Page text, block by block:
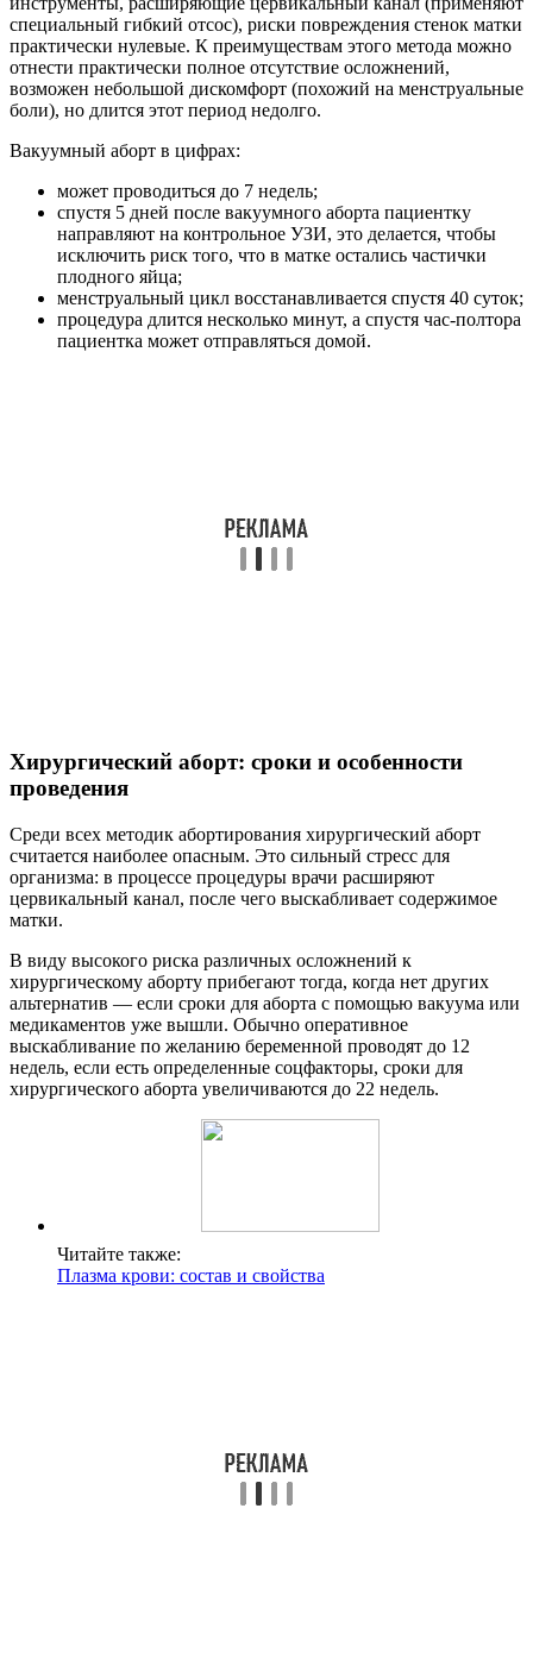
специальный гибкий отсос), риски повреждения стенок матки
практически нулевые. К преимуществам этого метода можно
отнести практически полное отсутствие осложнений,
возможен небольшой дискомфорт (похожий на менструальные
боли), но длится этот период недолго.
Вакуумный аборт в цифрах:
может проводиться до 7 недель;
спустя 5 дней после вакуумного аборта пациентку
направляют на контрольное УЗИ, это делается, чтобы
исключить риск того, что в матке остались частички
плодного яйца;
менструальный цикл восстанавливается спустя 40 суток;
процедура длится несколько минут, а спустя час-полтора
пациентка может отправляться домой.
Хирургический аборт: сроки и особенности
проведения
Среди всех методик абортирования хирургический аборт
считается наиболее опасным. Это сильный стресс для
организма: в процессе процедуры врачи расширяют
цервикальный канал, после чего выскабливает содержимое
матки.
В виду высокого риска различных осложнений к
хирургическому аборту прибегают тогда, когда нет других
альтернатив — если сроки для аборта с помощью вакуума или
медикаментов уже вышли. Обычно оперативное
выскабливание по желанию беременной проводят до 12
недель, если есть определенные соцфакторы, сроки для
хирургического аборта увеличиваются до 22 недель.
Читайте также:
Плазма крови: состав и свойства